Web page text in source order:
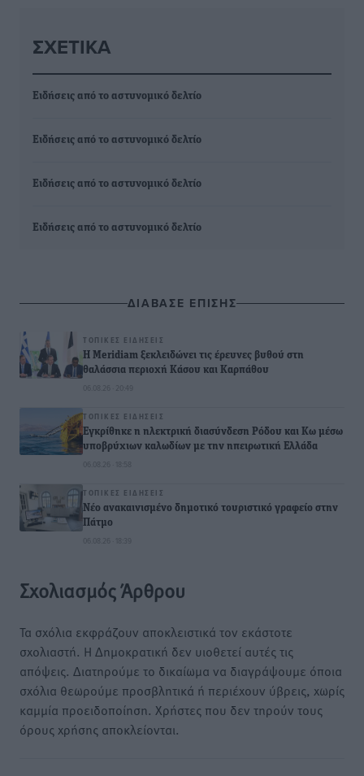
ΣΧΕΤΙΚΆ
Ειδήσεις από το αστυνομικό δελτίο
Ειδήσεις από το αστυνομικό δελτίο
Ειδήσεις από το αστυνομικό δελτίο
Ειδήσεις από το αστυνομικό δελτίο
ΔΙΑΒΑΣΕ ΕΠΙΣΗΣ
ΤΟΠΙΚΈΣ ΕΙΔΉΣΕΙΣ
Η Meridiam ξεκλειδώνει τις έρευνες βυθού στη
θαλάσσια περιοχή Κάσου και Καρπάθου
06.08.26 · 20:49
ΤΟΠΙΚΈΣ ΕΙΔΉΣΕΙΣ
Εγκρίθηκε η ηλεκτρική διασύνδεση Ρόδου και Κω μέσω
υποβρύχιων καλωδίων με την ηπειρωτική Ελλάδα
06.08.26 · 18:58
ΤΟΠΙΚΈΣ ΕΙΔΉΣΕΙΣ
Νέο ανακαινισμένο δημοτικό τουριστικό γραφείο στην
Πάτμο
06.08.26 · 18:39
Σχολιασμός Άρθρου
Τα σχόλια εκφράζουν αποκλειστικά τον εκάστοτε
σχολιαστή. Η Δημοκρατική δεν υιοθετεί αυτές τις
απόψεις. Διατηρούμε το δικαίωμα να διαγράψουμε όποια
σχόλια θεωρούμε προσβλητικά ή περιέχουν ύβρεις, χωρίς
καμμία προειδοποίηση. Χρήστες που δεν τηρούν τους
όρους χρήσης αποκλείονται.